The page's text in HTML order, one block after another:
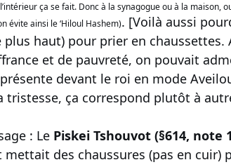
ça se fait. Donc à la synagogue ou à la
évite ainsi le ‘Hiloul Hashem). [Voilà aussi
plus haut) pour prier en
et de pauvreté, on pouvait
devant le roi en mode
tristesse, ça correspond plutôt à
: Le Piskei Tshouvot (§614, note
mettait des chaussures (pas en cuir)